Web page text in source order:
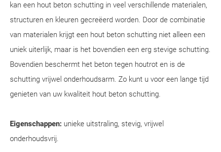
kan een hout beton schutting in veel verschillende materialen,
structuren en kleuren gecreëerd worden. Door de combinatie
van materialen krijgt een hout beton schutting niet alleen een
uniek uiterlijk, maar is het bovendien een erg stevige schutting.
Bovendien beschermt het beton tegen houtrot en is de
schutting vrijwel onderhoudsarm. Zo kunt u voor een lange tijd
genieten van uw kwaliteit hout beton schutting.
Eigenschappen: unieke uitstraling, stevig, vrijwel
onderhoudsvrij.